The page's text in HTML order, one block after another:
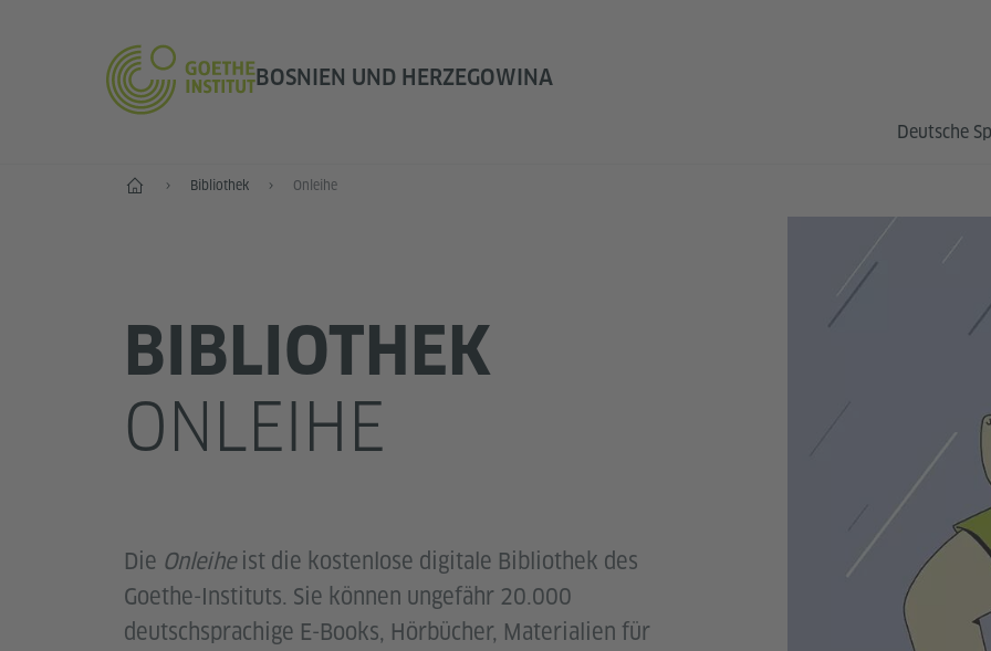
BOSNIEN UND HERZEGOWINA
Deutsche
Start Bibliothek Onleihe
BIBLIOTHEK
ONLEIHE
Die Onleiheist die kostenlose digitale Bibliothek des
Goethe-Instituts. Sie können ungefähr 20.000
deutschsprachige E-Books, Hörbücher, Materialien für